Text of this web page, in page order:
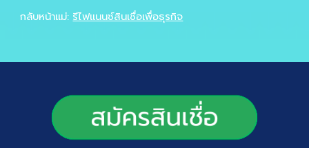
กลับหน้าแม่: รีไฟแนนซ์สินเชื่อเพื่อธุรกิจ